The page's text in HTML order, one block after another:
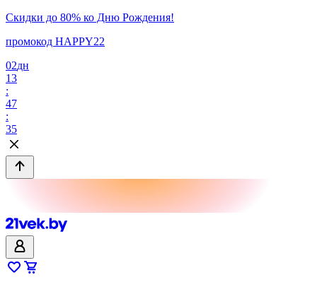
Скидки до 80% ко Дню Рождения!
промокод HAPPY22
02дн
13
:
47
:
35